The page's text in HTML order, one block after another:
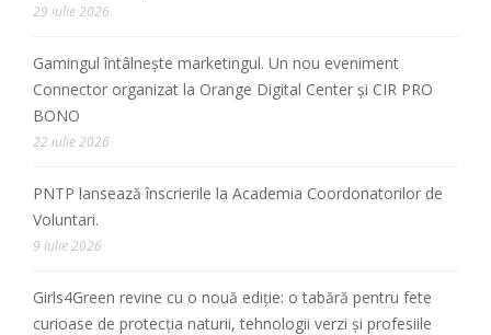
29 iulie 2026
Gamingul întâlnește marketingul. Un nou eveniment
Connector organizat la Orange Digital Center și CIR PRO
BONO
22 iulie 2026
PNTP lansează înscrierile la Academia Coordonatorilor de
Voluntari.
9 iulie 2026
Girls4Green revine cu o nouă ediție: o tabără pentru fete
curioase de protecția naturii, tehnologii verzi și profesiile